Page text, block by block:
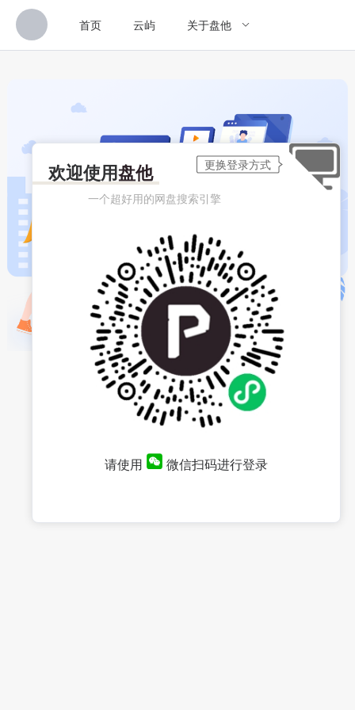
首页 云屿 关于盘他
欢迎使用盘他
一个超好用的网盘搜索引擎
请使用 微信扫码进行登录